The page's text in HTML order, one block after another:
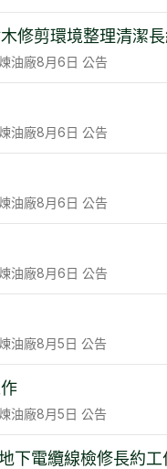
修剪環境整理清潔
油廠8月6日 公告
油廠8月6日 公告
油廠8月6日 公告
油廠8月6日 公告
油廠8月5日 公告
油廠8月5日 公告
下電纜線檢修長約工